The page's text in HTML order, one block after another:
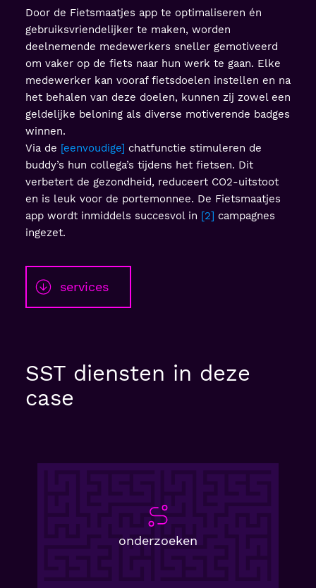
Door de Fietsmaatjes app te optimaliseren én
gebruiksvriendelijker te maken, worden
deelnemende medewerkers sneller gemotiveerd
om vaker op de fiets naar hun werk te gaan. Elke
medewerker kan vooraf fietsdoelen instellen en na
het behalen van deze doelen, kunnen zij zowel een
geldelijke beloning als diverse motiverende badges
winnen.
Via de eenvoudige
chatfunctie stimuleren de
buddy’s hun collega’s tijdens het fietsen. Dit
verbetert de gezondheid, reduceert CO2-uitstoot
en is leuk voor de portemonnee. De Fietsmaatjes
app wordt inmiddels succesvol in
2
campagnes
ingezet.
services
SST diensten in deze
case
onderzoeken